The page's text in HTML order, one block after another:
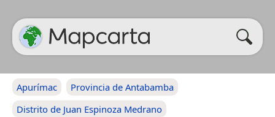
Apurímac
Provincia de Antabamba
Distrito de Juan Espinoza Medrano